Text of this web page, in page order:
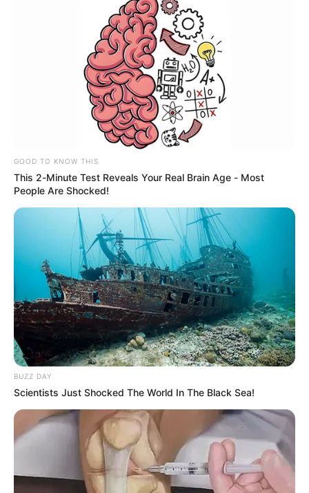
Caso turista mexicana:
Revelan detalles de su
muerte en un jacuzzi de El
Carmen de Viboral
EL CARMEN DE VIBORAL -
ANTIOQUIA
Riña fatal en plenas
Viboral: Asesinan a un
hombre con arma blanca
ORIENTE ANTIOQUEÑO
[FOTOS] Ocupan $3.500
millones en bienes usados
como centro de sicarios en
el Oriente antioqueño
EL CARMEN DE VIBORAL -
El Carmen de Viboral
encendió velas por sus
muertos
INDEPAZ
GOOD TO KNOW THIS
This 2-Minute Test Reveals Your Real Brain Age - Most
People Are Shocked!
BUZZ DAY
Scientists Just Shocked The World In The Black Sea!